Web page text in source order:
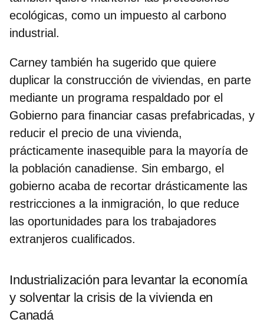
ecológicas, como un impuesto al carbono
industrial.
Carney también ha sugerido que quiere
duplicar la construcción de viviendas, en parte
mediante un programa respaldado por el
Gobierno para financiar casas prefabricadas, y
reducir el precio de una vivienda,
prácticamente inasequible para la mayoría de
la población canadiense. Sin embargo, el
gobierno acaba de recortar drásticamente las
restricciones a la inmigración, lo que reduce
las oportunidades para los trabajadores
extranjeros cualificados.
Industrialización para levantar la economía
y solventar la crisis de la vivienda en
Canadá